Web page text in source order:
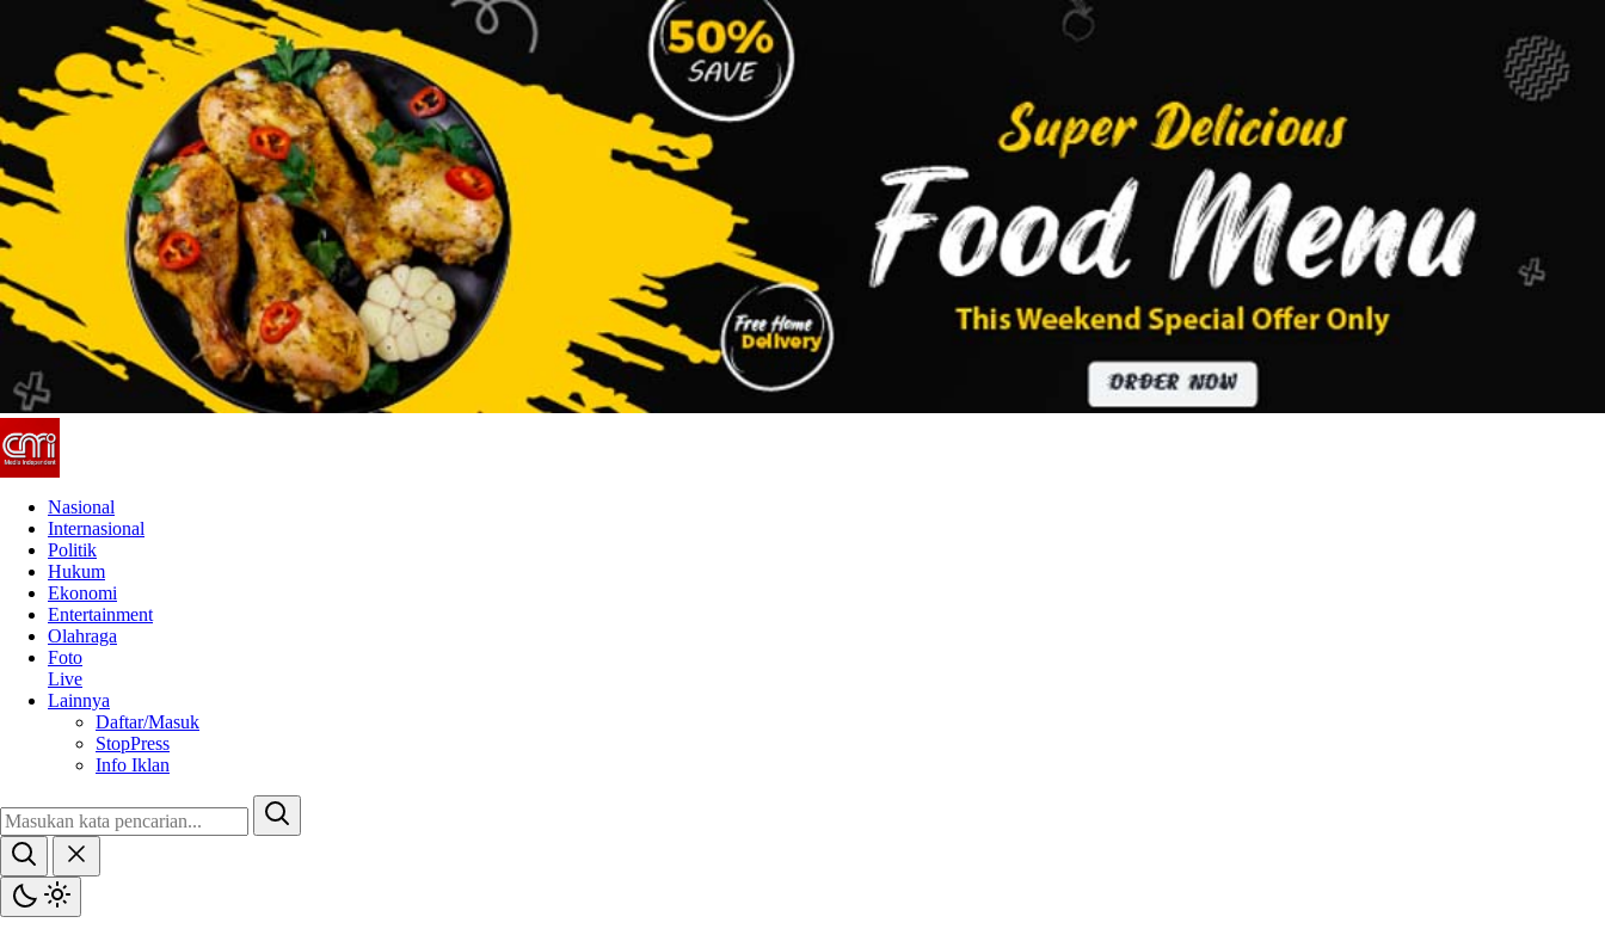
Nasional
Internasional
Politik
Hukum
Ekonomi
Entertainment
Olahraga
Foto
Live
Lainnya
Daftar/Masuk
StopPress
Info Iklan